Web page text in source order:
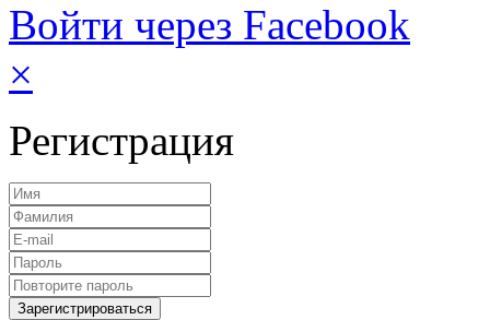
Войти через Facebook
×
Регистрация